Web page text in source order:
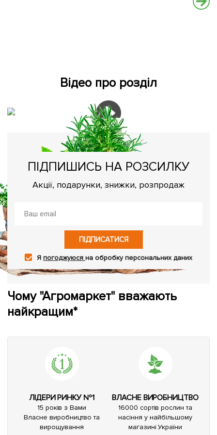
Відео про розділ
ПІДПИШИСЬ НА РОЗСИЛКУ
Акції, подарунки, знижки, розпродаж
ПІДПИСАТИСЯ
Япогоджуюсяна обробку персональних даних
Чому "Агромаркет" вважають
найкращим*
ЛІДЕРИ РИНКУ №1
15 років з Вами
Власне виробництво та
вирощування
ВЛАСНЕ ВИРОБНИЦТВО
16000 сортів рослин та
насіння у найбільшому
магазині України